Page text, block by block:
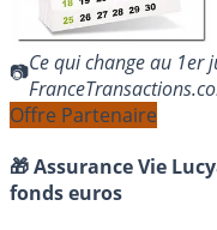
Ce qui change au
Offre Partenaire
🎁 Assurance Vie
fonds euros